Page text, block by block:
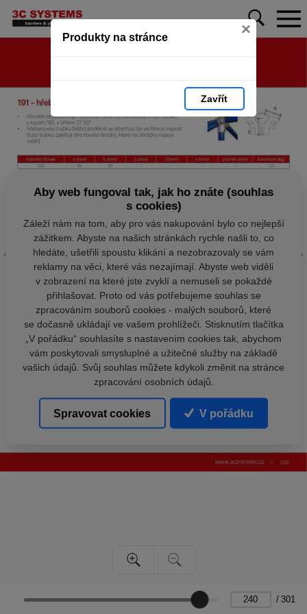
Produkty na stránce ×
Zavřít
/ 301
Aby web fungoval tak, jak ho znáte (souhlas
s cookies)
Záleží nám na tom, aby pro vás nakupování bylo co nejlepší
zážitkem. Abyste na našich stránkách rychle našli to, co
hledáte, ušetřili spoustu klikání a nezobrazovaly se vám
reklamy na věci, které vás nezajímají. Abyste web viděli
v zobrazení na které jste zvyklí a nemuseli se pokaždé
přihlašovat. Proto od vás potřebujeme souhlas se
zpracováním souborů cookies - malých souborů, které
se dočasně ukládají ve vašem prohlížeči. Stisknutím tlačítka
„V pořádku“ souhlasíte s nastavením cookies tak, abychom
vám poskytovali smysluplné a užitečné služby na základě
vašich údajů. Svůj souhlas můžete kdykoli změnit na stránce
zpracování osobních údajů.
Spravovat cookies V pořádku